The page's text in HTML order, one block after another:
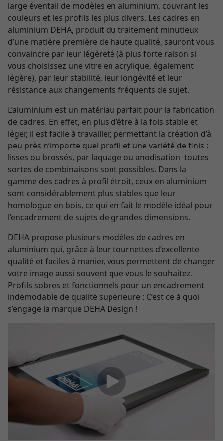
large éventail de modèles en aluminium, couvrant les
couleurs et les profils les plus divers. Les cadres en
aluminium DEHA, produit du traitement minutieux
d’une matière première de haute qualité, sauront vous
convaincre par leur légèreté (à plus forte raison si
vous choisissez une vitre en acrylique, également
légère), par leur stabilité, leur longévité et leur
résistance aux changements fréquents de sujet.
L’aluminium est un matériau parfait pour la fabrication
de cadres. En effet, en plus d’être à la fois stable et
léger, il est facile à travailler, permettant la création d’à
peu près n’importe quel profil et une variété de finis :
lisses ou brossés, par laquage ou anodisation ­ toutes
sortes de combinaisons sont possibles. Dans la
gamme des cadres à profil étroit, ceux en aluminium
sont considérablement plus stables que leur
homologue en bois, ce qui en fait le modèle idéal pour
l’encadrement de sujets de grandes dimensions.
DEHA propose plusieurs modèles de cadres en
aluminium qui, grâce à leur tournettes d’excellente
qualité et faciles à manier, vous permettent de changer
votre image aussi souvent que vous le souhaitez.
Profils sobres et fonctionnels pour un encadrement
indémodable de qualité supérieure : C’est ce à quoi
s’engage la marque DEHA Design !